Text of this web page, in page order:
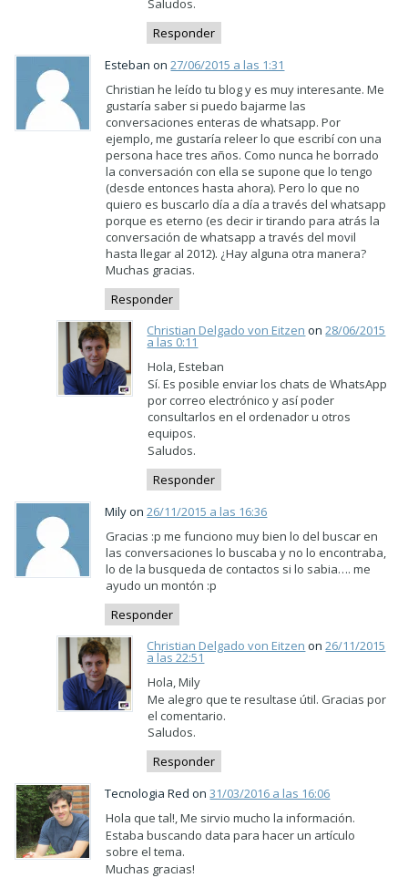
Saludos.
Responder
Esteban on27/06/2015 a las 1:31
Christian he leído tu blog y es muy interesante. Me
gustaría saber si puedo bajarme las
conversaciones enteras de whatsapp. Por
ejemplo, me gustaría releer lo que escribí con una
persona hace tres años. Como nunca he borrado
la conversación con ella se supone que lo tengo
(desde entonces hasta ahora). Pero lo que no
quiero es buscarlo día a día a través del whatsapp
porque es eterno (es decir ir tirando para atrás la
conversación de whatsapp a través del movil
hasta llegar al 2012). ¿Hay alguna otra manera?
Muchas gracias.
Responder
Christian Delgado von Eitzen on28/06/2015
a las 0:11
Hola, Esteban
Sí. Es posible enviar los chats de WhatsApp
por correo electrónico y así poder
consultarlos en el ordenador u otros
equipos.
Saludos.
Responder
Mily on26/11/2015 a las 16:36
Gracias :p me funciono muy bien lo del buscar en
las conversaciones lo buscaba y no lo encontraba,
lo de la busqueda de contactos si lo sabia…. me
ayudo un montón :p
Responder
Christian Delgado von Eitzen on26/11/2015
a las 22:51
Hola, Mily
Me alegro que te resultase útil. Gracias por
el comentario.
Saludos.
Responder
Tecnologia Red on31/03/2016 a las 16:06
Hola que tal!, Me sirvio mucho la información.
Estaba buscando data para hacer un artículo
sobre el tema.
Muchas gracias!